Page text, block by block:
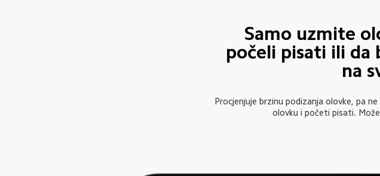
Samo uzmite
počeli pisati ili da
na
Procjenjuje brzinu podizanja olovke, pa
olovku i početi pisati.